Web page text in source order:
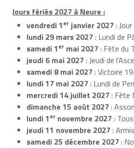
Jours fériés 2027 à Neure :
vendredi 1er janvier 2027:
lundi 29 mars 2027: Lundi de
samedi 1er mai 2027: Fête du
jeudi 6 mai 2027: Jeudi de
samedi 8 mai 2027: Victoire
lundi 17 mai 2027: Lundi de
mercredi 14 juillet 2027: Fête
dimanche 15 août 2027:
lundi 1er novembre 2027:
jeudi 11 novembre 2027:
samedi 25 décembre 2027: